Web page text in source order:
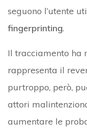
seguono l’utente
fingerprinting.
Il tracciamento ha
rappresenta il
purtroppo, però,
attori
aumentare le